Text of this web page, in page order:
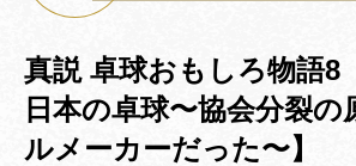
真説 卓球おもしろ物語8
日本の卓球〜協会分裂の
ルメーカーだった〜】